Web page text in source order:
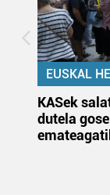
EUSKAL
KASek
dutela